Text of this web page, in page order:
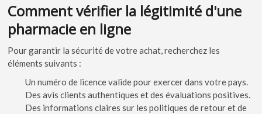
Comment vérifier la légitimité d'une
pharmacie en ligne
Pour garantir la sécurité de votre achat, recherchez les
éléments suivants :
Un numéro de licence valide pour exercer dans votre pays.
Des avis clients authentiques et des évaluations positives.
Des informations claires sur les politiques de retour et de